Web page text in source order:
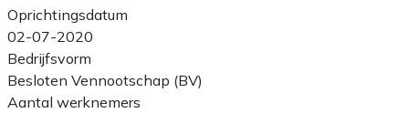
Oprichtingsdatum
02-07-2020
Bedrijfsvorm
Besloten Vennootschap (BV)
Aantal werknemers